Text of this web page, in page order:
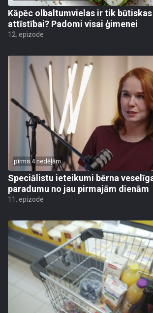
Kāpēc olbaltumvielas ir tik
attīstībai? Padomi visai ģimenei
12. epizode
pirms 4 nedēļām
Speciālistu ieteikumi bērna
paradumu no jau pirmajām dienām
11. epizode